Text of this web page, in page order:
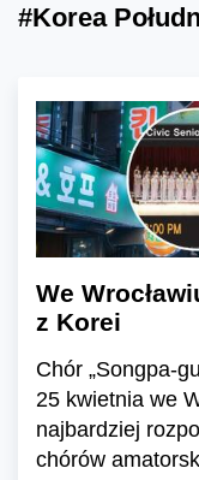
#Korea
We
z Korei
Chór „Songpa-
25 kwietnia we
najbardziej
chórów